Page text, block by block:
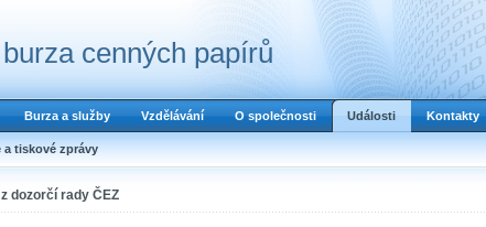
cenných papírů
Burza a služby Vzdělávání O společnosti Události Kontakty
a tiskové zprávy
dozorčí rady ČEZ